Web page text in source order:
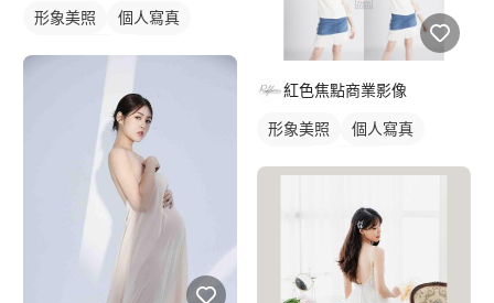
形象美照
個人寫真
紅色焦點商業影像
形象美照
個人寫真
沙龍照
藝術照